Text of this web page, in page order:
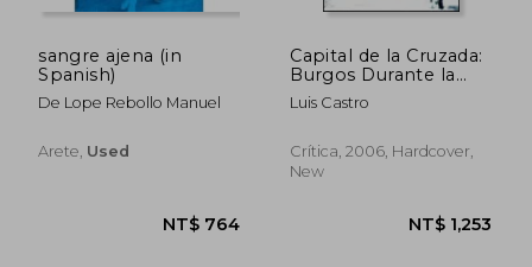
sangre ajena (in
Spanish)
De Lope Rebollo Manuel
Arete, Used
Capital de la Cruzada:
Burgos Durante la
Guerra Civil (in
Spanish)
Luis Castro
Crítica, 2006, Hardcover,
New